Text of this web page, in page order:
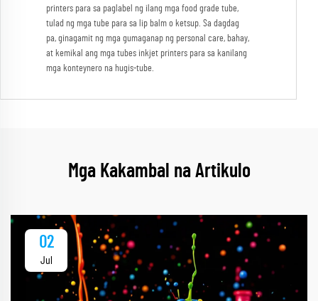
printers para sa paglabel ng ilang mga food grade tube,
tulad ng mga tube para sa lip balm o ketsup. Sa dagdag
pa, ginagamit ng mga gumaganap ng personal care, bahay,
at kemikal ang mga tubes inkjet printers para sa kanilang
mga konteynero na hugis-tube.
Mga Kakambal na Artikulo
02
Jul